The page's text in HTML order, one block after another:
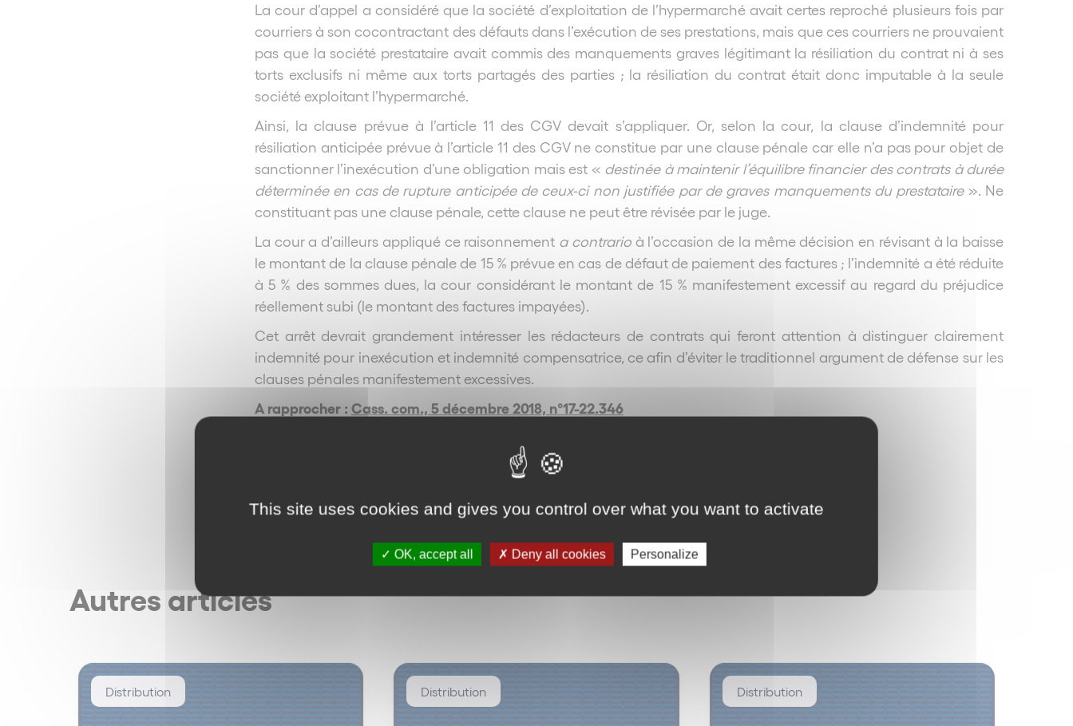
La cour d’appel a considéré que la société d’exploitation de l’hypermarché avait certes reproché plusieurs fois par
courriers à son cocontractant des défauts dans l’exécution de ses prestations, mais que ces courriers ne prouvaient
pas que la société prestataire avait commis des manquements graves légitimant la résiliation du contrat ni à ses
torts exclusifs ni même aux torts partagés des parties ; la résiliation du contrat était donc imputable à la seule
société exploitant l’hypermarché.
Ainsi, la clause prévue à l’article 11 des CGV devait s’appliquer. Or, selon la cour, la clause d’indemnité pour
résiliation anticipée prévue à l’article 11 des CGV ne constitue par une clause pénale car elle n’a pas pour objet de
sanctionner l’inexécution d’une obligation mais est « destinée à maintenir l’équilibre financier des contrats à durée
déterminée en cas de rupture anticipée de ceux-ci non justifiée par de graves manquements du prestataire». Ne
constituant pas une clause pénale, cette clause ne peut être révisée par le juge.
La cour a d’ailleurs appliqué ce raisonnement a contrarioà l’occasion de la même décision en révisant à la baisse
le montant de la clause pénale de 15 % prévue en cas de défaut de paiement des factures ; l’indemnité a été réduite
à 5 % des sommes dues, la cour considérant le montant de 15 % manifestement excessif au regard du préjudice
réellement subi (le montant des factures impayées).
Cet arrêt devrait grandement intéresser les rédacteurs de contrats qui feront attention à distinguer clairement
indemnité pour inexécution et indemnité compensatrice, ce afin d’éviter le traditionnel argument de défense sur les
clauses pénales manifestement excessives.
A rapprocher : Cass. com., 5 décembre 2018, n°17-22.346
Autres articles
Distribution Distribution Distribution
This site uses cookies and gives you control over what you want to activate
OK, accept all Deny all cookies Personalize